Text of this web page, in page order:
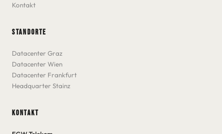
Kontakt
STANDORTE
Datacenter Graz
Datacenter Wien
Datacenter Frankfurt
Headquarter Stainz
KONTAKT